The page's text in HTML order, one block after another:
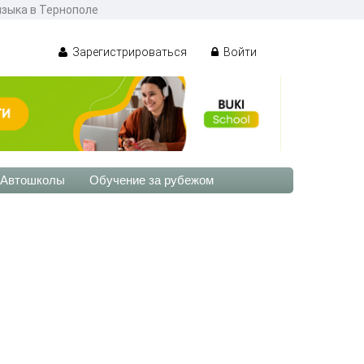
в Тернополе
Зарегистрироваться Войти
Автошколы Обучение за рубежом